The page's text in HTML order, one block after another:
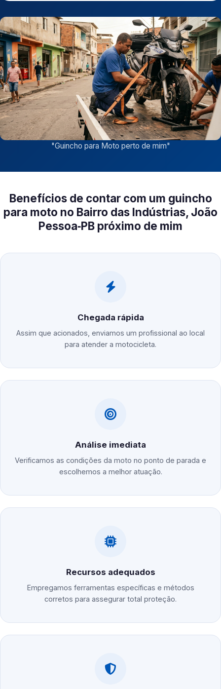
"Guincho para Moto perto de mim"
Benefícios de contar com um guincho
para moto no Bairro das Indústrias, João
Pessoa‑PB próximo de mim
Chegada rápida
Assim que acionados, enviamos um profissional ao local
para atender a motocicleta.
Análise imediata
Verificamos as condições da moto no ponto de parada e
escolhemos a melhor atuação.
Recursos adequados
Empregamos ferramentas específicas e métodos
corretos para assegurar total proteção.